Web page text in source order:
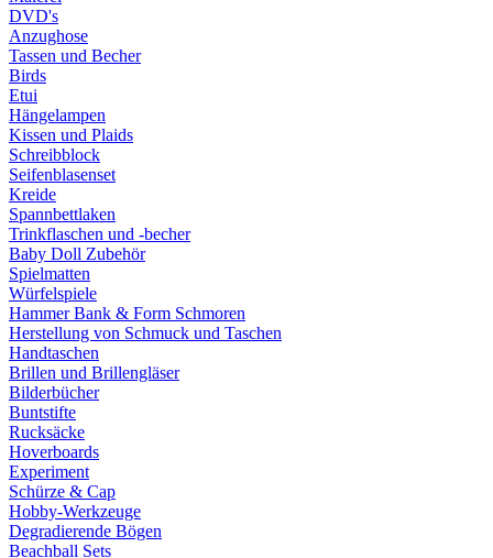
DVD's
Anzughose
Tassen und Becher
Birds
Etui
Hängelampen
Kissen und Plaids
Schreibblock
Seifenblasenset
Kreide
Spannbettlaken
Trinkflaschen und -becher
Baby Doll Zubehör
Spielmatten
Würfelspiele
Hammer Bank & Form Schmoren
Herstellung von Schmuck und Taschen
Handtaschen
Brillen und Brillengläser
Bilderbücher
Buntstifte
Rucksäcke
Hoverboards
Experiment
Schürze & Cap
Hobby-Werkzeuge
Degradierende Bögen
Beachball Sets